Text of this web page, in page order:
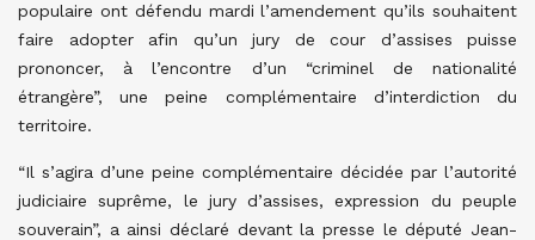
populaire ont défendu mardi l’amendement qu’ils souhaitent
faire adopter afin qu’un jury de cour d’assises puisse
prononcer, à l’encontre d’un “criminel de nationalité
étrangère”, une peine complémentaire d’interdiction du
territoire.
“Il s’agira d’une peine complémentaire décidée par l’autorité
judiciaire suprême, le jury d’assises, expression du peuple
souverain”, a ainsi déclaré devant la presse le député Jean-